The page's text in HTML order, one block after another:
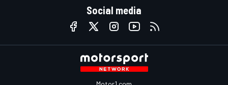
Social media